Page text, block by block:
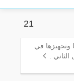
21
وتجهيزها في
.